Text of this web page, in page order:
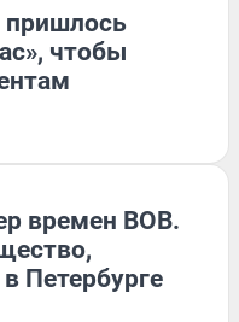
пришлось
чтобы
времен ВОВ.
Петербурге